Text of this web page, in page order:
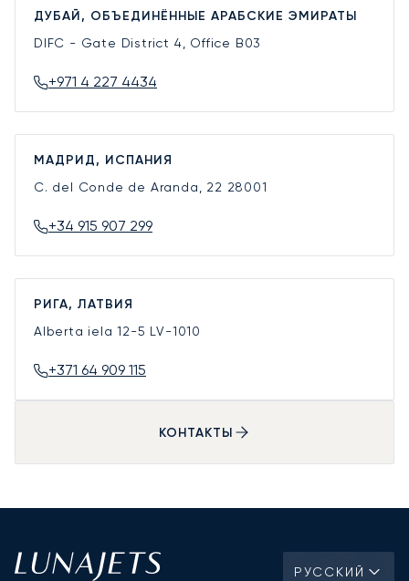
ДУБАЙ, ОБЪЕДИНЁННЫЕ АРАБСКИЕ ЭМИРАТЫ
DIFC - Gate District 4, Office B03
+971 4 227 4434
МАДРИД, ИСПАНИЯ
C. del Conde de Aranda, 22 28001
+34 915 907 299
РИГА, ЛАТВИЯ
Alberta iela 12-5 LV-1010
+371 64 909 115
КОНТАКТЫ
РУССКИЙ